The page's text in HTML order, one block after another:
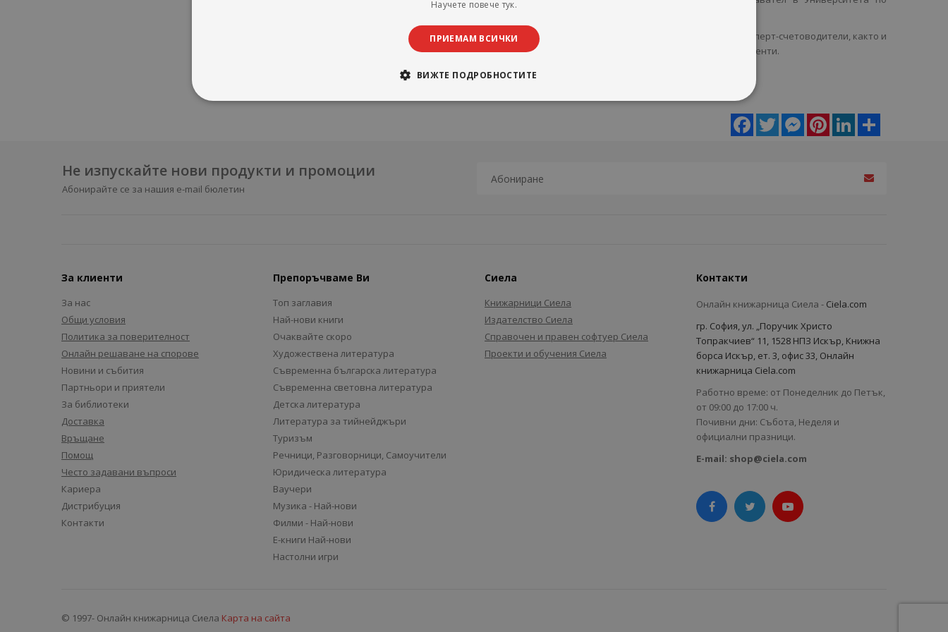
Той е регистриран одитор и регистриран одитор по устойчивостта към Института на дипломираните експерт-счетоводители, както и
вътрешен одитор в публичния сектор. Одитира финансови отчети и извършва други одиторски ангажименти.
Автор е на множество публикации в областта на счетоводството, одита и данъчното облагане.
Facebook
Twitter MessengerPinterestLinkedIn
Не изпускайте нови продукти и промоции
Абонирайте се за нашия e-mail бюлетин
За клиенти
За нас
Общи условия
Политика за поверителност
Онлайн решаване на спорове
Новини и събития
Партньори и приятели
За библиотеки
Доставка
Връщане
Помощ
Често задавани въпроси
Кариера
Дистрибуция
Контакти
Препоръчваме Ви
Топ заглавия
Най-нови книги
Очаквайте скоро
Художествена литература
Съвременна българска литература
Съвременна световна литература
Детска литература
Литература за тийнейджъри
Туризъм
Речници, Разговорници, Самоучители
Юридическа литература
Ваучери
Музика - Най-нови
Филми - Най-нови
Е-книги Най-нови
Настолни игри
Сиела
Книжарници Сиела
Издателство Сиела
Справочен и правен софтуер Сиела
Проекти и обучения Сиела
Контакти
Онлайн книжарница Сиела - Ciela.com
гр. София, ул. „Поручик Христо
Топракчиев“ 11, 1528 НПЗ Искър, Книжна
борса Искър, ет. 3, офис 33, Онлайн
книжарница Ciela.com
Работно време: от Понеделник до Петък,
от 09:00 до 17:00 ч.
Почивни дни: Събота, Неделя и
официални празници.
E-mail: shop@ciela.com
© 1997- Онлайн книжарница Сиела Карта на сайта
Научете повече тук.
ПРИЕМАМ ВСИЧКИ
ВИЖТЕ ПОДРОБНОСТИТЕ